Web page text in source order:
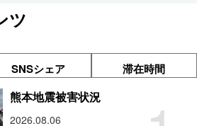
ツ
SNSシェア 滞在時間
熊本地震被害状況
2026.08.06